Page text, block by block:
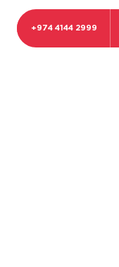
+974 4144 2999